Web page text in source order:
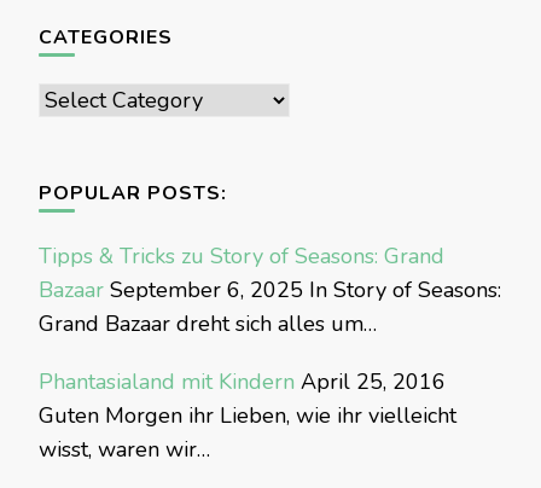
CATEGORIES
Categories
POPULAR POSTS:
Tipps & Tricks zu Story of Seasons: Grand
Bazaar September 6, 2025 In Story of Seasons:
Grand Bazaar dreht sich alles um…
Phantasialand mit Kindern April 25, 2016
Guten Morgen ihr Lieben, wie ihr vielleicht
wisst, waren wir…